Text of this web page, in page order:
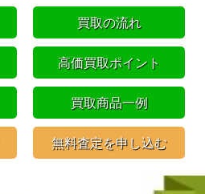
買取の流れ
高価買取ポイント
買取商品一例
無料査定を申し込む